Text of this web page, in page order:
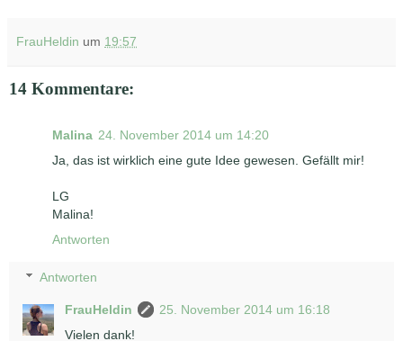
FrauHeldin um 19:57
14 Kommentare:
Malina 24. November 2014 um 14:20
Ja, das ist wirklich eine gute Idee gewesen. Gefällt mir!
LG
Malina!
Antworten
Antworten
FrauHeldin
25. November 2014 um 16:18
Vielen dank!